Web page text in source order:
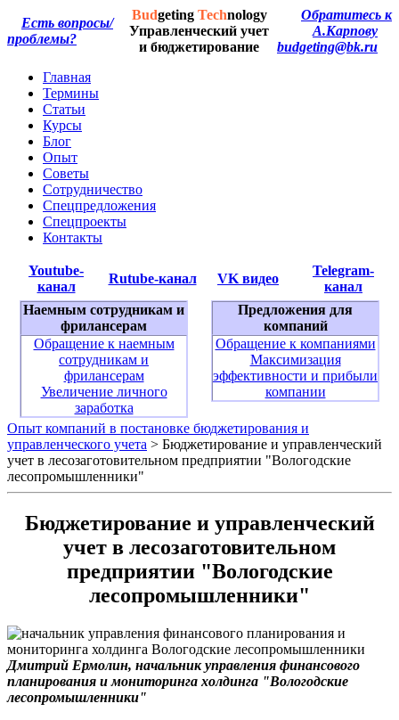
Есть вопросы/
проблемы?
Budgeting Technology
Управленческий учет
и бюджетирование
Обратитесь к
А.Карпову
budgeting@bk.ru
Главная
Термины
Статьи
Курсы
Блог
Опыт
Советы
Сотрудничество
Спецпредложения
Спецпроекты
Контакты
Youtube-
канал
Rutube-канал VK видео
Telegram-
канал
Наемным сотрудникам и
фрилансерам
Обращение к наемным
сотрудникам и
фрилансерам
Увеличение личного
заработка
Предложения для
компаний
Обращение к компаниями
Максимизация
эффективности и прибыли
компании
Опыт компаний в постановке бюджетирования и
управленческого учета > Бюджетирование и управленческий
учет в лесозаготовительном предприятии "Вологодские
лесопромышленники"
Бюджетирование и управленческий
учет в лесозаготовительном
предприятии "Вологодские
лесопромышленники"
Дмитрий Ермолин, начальник управления финансового
планирования и мониторинга холдинга "Вологодские
лесопромышленники"